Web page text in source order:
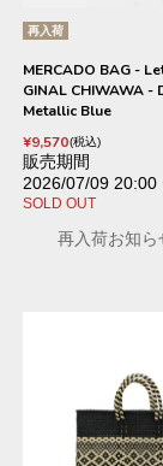
再入荷
MERCADO BAG -
GINAL CHIWAWA -
Metallic Blue
¥9,570 税込
販売期間
2026/07/09 20:00
SOLD OUT
再入荷お知ら